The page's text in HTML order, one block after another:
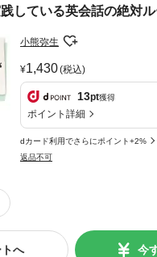
している英会話の絶対
小熊弥生
1,430(税込)
13pt獲得
ポイント詳細
dカード利用でさらにポイント+2%
返品不可
へ 今